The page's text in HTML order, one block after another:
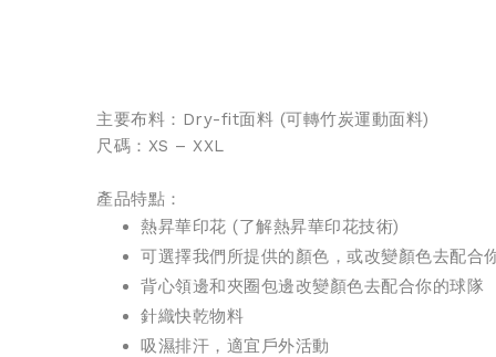
主要布料：Dry-fit面料 (可轉竹炭運動面料)
尺碼：XS – XXL
產品特點：
熱昇華印花 (了解熱昇華印花技術)
可選擇我們所提供的顏色，或改變顏色去配合
背心領邊和夾圈包邊改變顏色去配合你的球隊
針織快乾物料
吸濕排汗，適宜戶外活動